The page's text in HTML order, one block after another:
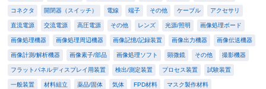
コネクタ 開閉器（スイッチ） 電線 端子 その他 ケーブル アクセサリ
直流電源 交流電源 高圧電源 その他 レンズ 光源/照明 画像処理ボード
画像処理機器 画像処理周辺機器 画像記憶/記録装置 画像出力機器 画像伝送機器
画像計測/解析機器 画像素子/部品 画像処理ソフト 顕微鏡 その他 撮影機器
フラットパネルディスプレイ用装置 検出/測定装置 プロセス装置 試験装置
一般装置 材料組立 薬品/固体 気体 FPD材料 マスク製作材料